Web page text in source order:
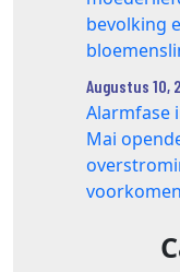
bevolking
Augustus 10,
Alarmfase
Mai